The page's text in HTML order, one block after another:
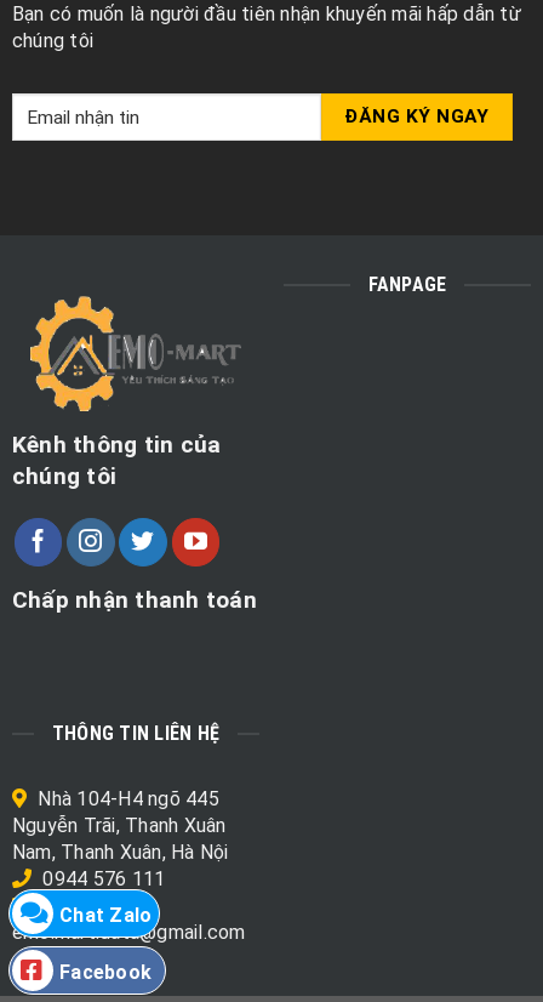
Bạn có muốn là người đầu tiên nhận khuyến mãi hấp dẫn từ
chúng tôi
Kênh thông tin của
chúng tôi
Chấp nhận thanh toán
FANPAGE
THÔNG TIN LIÊN HỆ
Nhà 104-H4 ngõ 445
Nguyễn Trãi, Thanh Xuân
Nam, Thanh Xuân, Hà Nội
0944 576 111
emo.mart.data@gmail.com
Chat Zalo
Facebook